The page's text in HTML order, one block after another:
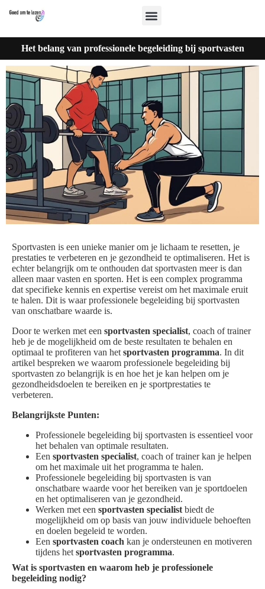
Het belang van professionele begeleiding bij sportvasten
Sportvasten is een unieke manier om je lichaam te resetten, je
prestaties te verbeteren en je gezondheid te optimaliseren. Het is
echter belangrijk om te onthouden dat sportvasten meer is dan
alleen maar vasten en sporten. Het is een complex programma
dat specifieke kennis en expertise vereist om het maximale eruit
te halen. Dit is waar professionele begeleiding bij sportvasten
van onschatbare waarde is.
Door te werken met een sportvasten specialist, coach of trainer
heb je de mogelijkheid om de beste resultaten te behalen en
optimaal te profiteren van het sportvasten programma. In dit
artikel bespreken we waarom professionele begeleiding bij
sportvasten zo belangrijk is en hoe het je kan helpen om je
gezondheidsdoelen te bereiken en je sportprestaties te
verbeteren.
Belangrijkste Punten:
Professionele begeleiding bij sportvasten is essentieel voor
het behalen van optimale resultaten.
Een sportvasten specialist, coach of trainer kan je helpen
om het maximale uit het programma te halen.
Professionele begeleiding bij sportvasten is van
onschatbare waarde voor het bereiken van je sportdoelen
en het optimaliseren van je gezondheid.
Werken met een sportvasten specialist biedt de
mogelijkheid om op basis van jouw individuele behoeften
en doelen begeleid te worden.
Een sportvasten coach kan je ondersteunen en motiveren
tijdens het sportvasten programma.
Wat is sportvasten en waarom heb je professionele
begeleiding nodig?